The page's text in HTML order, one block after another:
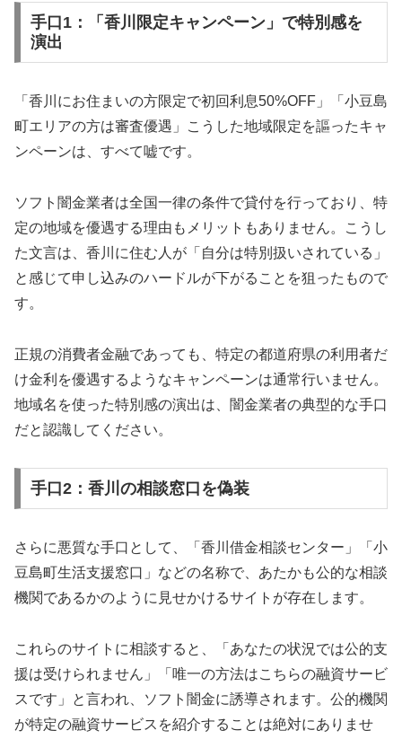
手口1：「香川限定キャンペーン」で特別感を
演出
「香川にお住まいの方限定で初回利息50%OFF」「小豆島
町エリアの方は審査優遇」こうした地域限定を謳ったキャ
ンペーンは、すべて嘘です。
ソフト闇金業者は全国一律の条件で貸付を行っており、特
定の地域を優遇する理由もメリットもありません。こうし
た文言は、香川に住む人が「自分は特別扱いされている」
と感じて申し込みのハードルが下がることを狙ったもので
す。
正規の消費者金融であっても、特定の都道府県の利用者だ
け金利を優遇するようなキャンペーンは通常行いません。
地域名を使った特別感の演出は、闇金業者の典型的な手口
だと認識してください。
手口2：香川の相談窓口を偽装
さらに悪質な手口として、「香川借金相談センター」「小
豆島町生活支援窓口」などの名称で、あたかも公的な相談
機関であるかのように見せかけるサイトが存在します。
これらのサイトに相談すると、「あなたの状況では公的支
援は受けられません」「唯一の方法はこちらの融資サービ
スです」と言われ、ソフト闇金に誘導されます。公的機関
が特定の融資サービスを紹介することは絶対にありませ